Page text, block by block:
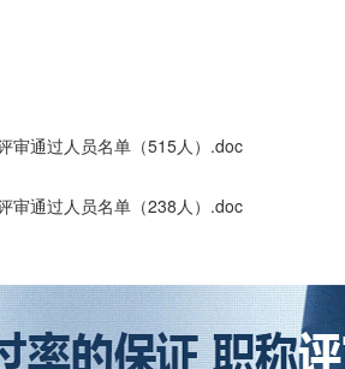
审通过人员名单（515人）.doc
审通过人员名单（238人）.doc